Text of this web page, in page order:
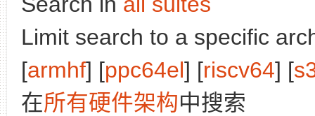
Limit search to a specific
[armhf] [ppc64el] [riscv64] [
在所有硬件架构中搜索